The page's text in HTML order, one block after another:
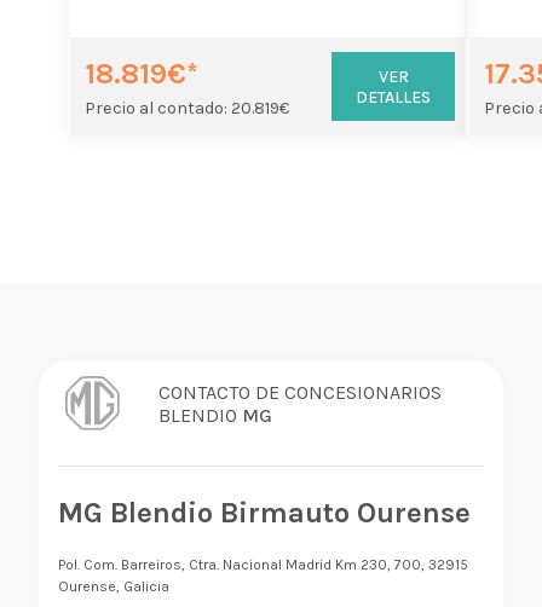
18.819€*
Precio al contado: 20.819€
VER
DETALLES
Precio
CONTACTO DE CONCESIONARIOS
BLENDIO MG
MG Blendio Birmauto Ourense
Pol. Com. Barreiros, Ctra. Nacional Madrid Km 230, 700, 32915
Ourense, Galicia